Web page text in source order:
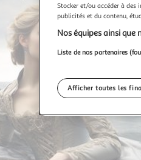
Stocker et/ou accéder à des
publicités et du contenu,
Nos équipes ainsi
Liste de nos partenaires
Afficher toutes les